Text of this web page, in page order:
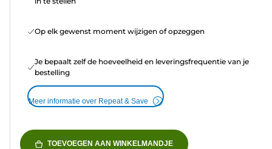
Op elk gewenst moment wijzigen of opzeggen
Je bepaalt zelf de hoeveelheid en leveringsfrequentie van je
bestelling
Meer informatie over Repeat & Save
TOEVOEGEN AAN WINKELMANDJE